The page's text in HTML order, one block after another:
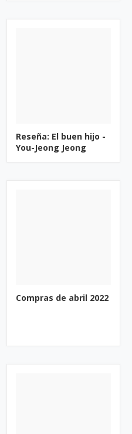
Reseña: El buen hijo -
You-Jeong Jeong
Compras de abril 2022